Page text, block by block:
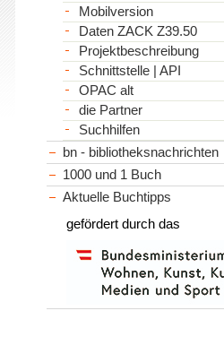
Mobilversion
Daten ZACK Z39.50
Projektbeschreibung
Schnittstelle | API
OPAC alt
die Partner
Suchhilfen
bn - bibliotheksnachrichten
1000 und 1 Buch
Aktuelle Buchtipps
gefördert durch das